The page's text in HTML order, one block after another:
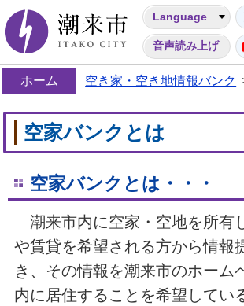
潮来市
Language
音声読み上げ
ホーム 空き家・空き地情報バンク
空家バンクとは
空家バンクとは・・・
潮来市内に空家・空地を所有
や賃貸を希望される方から情報
き、その情報を潮来市のホーム
内に居住することを希望してい